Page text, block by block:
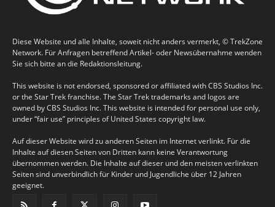
Diese Website und alle Inhalte, soweit nicht anders vermerkt, © TrekZone
Network. Für Anfragen betreffend Artikel- oder Newsübernahme wenden
Sie sich bitte an die Redaktionsleitung.
This website is not endorsed, sponsored or affiliated with CBS Studios Inc.
or the Star Trek franchise. The Star Trek trademarks and logos are
owned by CBS Studios Inc. This website is intended for personal use only,
under “fair use” principles of United States copyright law.
Auf dieser Website wird zu anderen Seiten im Internet verlinkt. Für die
Inhalte auf diesen Seiten von Dritten kann keine Verantwortung
übernommen werden. Die Inhalte auf dieser und den meisten verlinkten
Seiten sind unverbindlich für Kinder und Jugendliche über 12 Jahren
geeignet.